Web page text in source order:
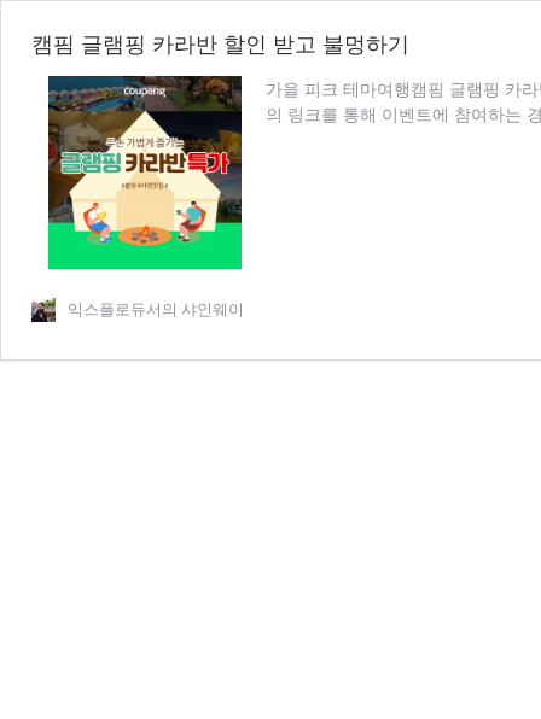
캠핌 글램핑 카라반 할인 받고 불멍하기
가을 피크 테마여행캠핌 글램핑 카
의 링크를 통해 이벤트에 참여하는
익스플로듀서의 샤인웨이